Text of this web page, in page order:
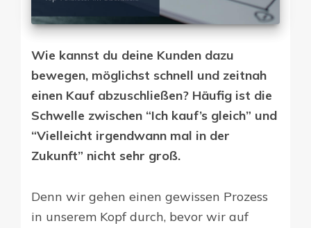
Wie kannst du deine Kunden dazu
bewegen, möglichst schnell und zeitnah
einen Kauf abzuschließen? Häufig ist die
Schwelle zwischen “Ich kauf’s gleich” und
“Vielleicht irgendwann mal in der
Zukunft” nicht sehr groß.
Denn wir gehen einen gewissen Prozess
in unserem Kopf durch, bevor wir auf